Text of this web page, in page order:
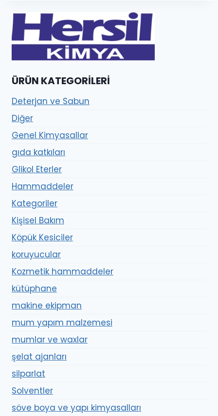
ÜRÜN KATEGORILERI
Deterjan ve Sabun
Diğer
Genel Kimyasallar
gıda katkıları
Glikol Eterler
Hammaddeler
Kategoriler
Kişisel Bakım
Köpük Kesiciler
koruyucular
Kozmetik hammaddeler
kütüphane
makine ekipman
mum yapım malzemesi
mumlar ve waxlar
şelat ajanları
silparlat
Solventler
söve boya ve yapı kimyasalları